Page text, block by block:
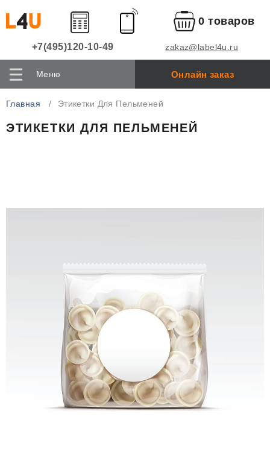
+7(495)120-10-49 zakaz@label4u.ru
0 товаров
Меню Онлайн заказ
Главная Этикетки Для Пельменей
ЭТИКЕТКИ ДЛЯ ПЕЛЬМЕНЕЙ